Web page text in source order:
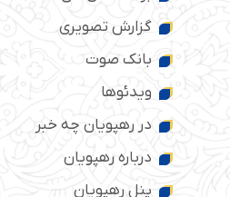
گزارش تصویری
بانک صوت
ویدئوها
در رهپویان چه خبر
درباره رهپویان
پنل رهپویان